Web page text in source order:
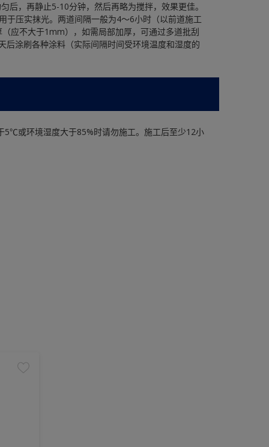
后，再静止5-10分钟，然后再略为搅拌，效果更佳。
于压实抹光。两道间隔一般为4～6小时（以前道施工
应不大于1mm），如需局部加厚，可通过多道批刮
涂刷各种涂料（实际间隔时间受环境温度和湿度的
5℃或环境湿度大于85%时请勿施工。施工后至少12小